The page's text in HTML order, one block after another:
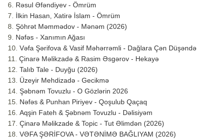
Rəsul Əfəndiyev - Ömrüm
İlkin Hasan, Xatirə İslam - Ömrüm
Şöhrət Məmmədov - Mənəm (2026)
Nəfəs - Xanımın Ağası
Vəfa Şərifova & Vasif Məhərrəmli - Dağlara Çən Düşəndə
Çinarə Məlikzadə & Rasim Əsgərov - Hekayə
Talıb Tale - Duyğu (2026)
Üzeyir Mehdizadə - Gecikmə
Şəbnəm Tovuzlu - O Gözlərin 2026
Nəfəs & Punhan Piriyev - Qoşulub Qaçaq
Aqşin Fateh & Şəbnəm Tovuzlu - Dəlisiyəm
Çinarə Məlikzade & Topic - Tut Əlimdən (2026)
VƏFA ŞƏRİFOVA - VƏTƏNİMƏ BAĞLIYAM (2026)